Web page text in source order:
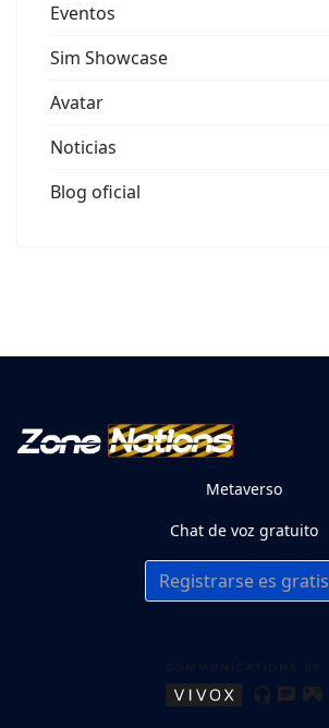
Eventos
Sim Showcase
Avatar
Noticias
Blog oficial
Metaverso
Chat de voz gratuito
Registrarse es gratis